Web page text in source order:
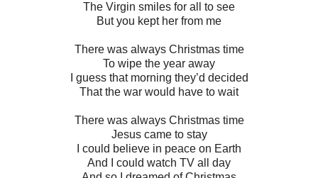
The Virgin smiles for all to see
But you kept her from me
There was always Christmas time
To wipe the year away
I guess that morning they’d decided
That the war would have to wait
There was always Christmas time
Jesus came to stay
I could believe in peace on Earth
And I could watch TV all day